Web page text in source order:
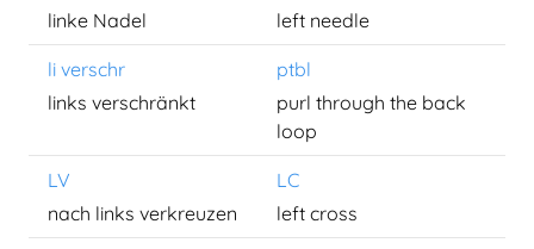
linke Nadel
left needle
li verschr
ptbl
links verschränkt
purl through the back
loop
LV
LC
nach links verkreuzen
left cross